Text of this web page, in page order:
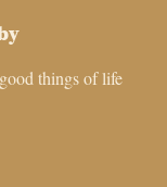
things of life